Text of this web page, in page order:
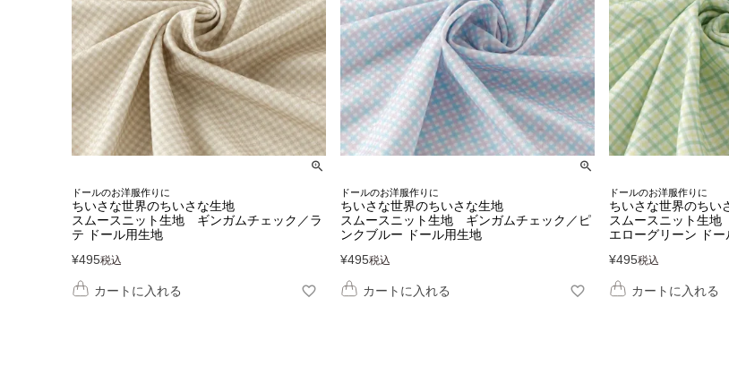
ドールのお洋服作りに
ちいさな世界のちいさな生地
スムースニット生地 ギンガムチェック／ラ
テ ドール用生地
¥495税込
カートに入れる
ドールのお洋服作りに
ちいさな世界のちいさな生地
スムースニット生地 ギンガムチェック／ピ
ンクブルー ドール用生地
¥495税込
カートに入れる
ドールのお洋服作りに
ちいさな世界のちい
スムースニット生
エローグリーン ドー
¥495税込
カートに入れる